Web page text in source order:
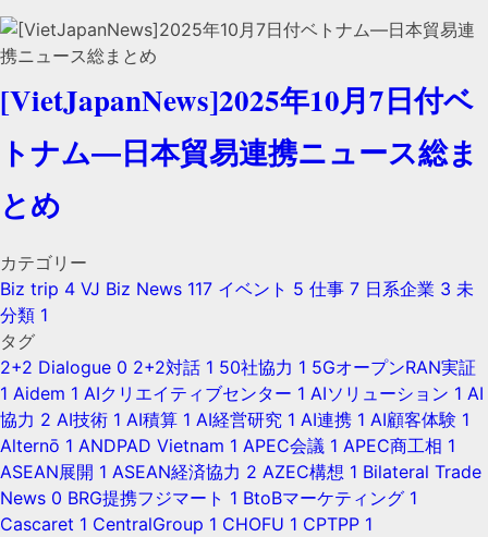
[VietJapanNews]2025年10月7日付ベ
トナム―日本貿易連携ニュース総ま
とめ
カテゴリー
Biz trip 4 VJ Biz News 117 イベント 5 仕事 7 日系企業 3 未
分類 1
タグ
2+2 Dialogue 0 2+2対話 1 50社協力 1 5GオープンRAN実証
1 Aidem 1 AIクリエイティブセンター 1 AIソリューション 1 AI
協力 2 AI技術 1 AI積算 1 AI経営研究 1 AI連携 1 AI顧客体験 1
Alternō 1 ANDPAD Vietnam 1 APEC会議 1 APEC商工相 1
ASEAN展開 1 ASEAN経済協力 2 AZEC構想 1 Bilateral Trade
News 0 BRG提携フジマート 1 BtoBマーケティング 1
Cascaret 1 CentralGroup 1 CHOFU 1 CPTPP 1